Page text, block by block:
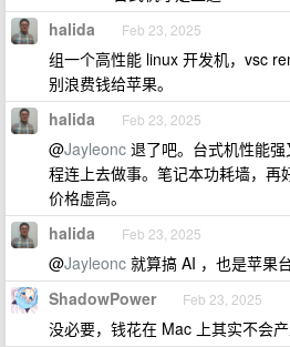
halida Feb 23, 2025
组一个高性能 linux 开发机，vsc
别浪费钱给苹果。
halida Feb 23, 2025
@Jayleonc 退了吧。台式机性能
程连上去做事。笔记本功耗墙，再
价格虚高。
halida Feb 23, 2025
@Jayleonc 就算搞 AI ，也是苹果
ShadowPower Feb 23, 2025
没必要，钱花在 Mac 上其实不会